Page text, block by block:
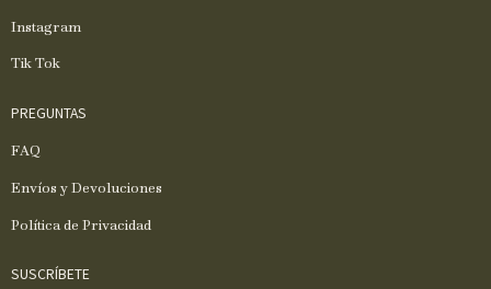
Instagram
Tik Tok
PREGUNTAS
FAQ
Envíos y Devoluciones
Política de Privacidad
SUSCRÍBETE